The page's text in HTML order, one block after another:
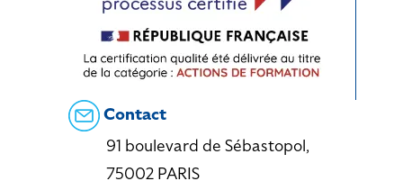
Contact
91 boulevard de Sébastopol,
75002 PARIS